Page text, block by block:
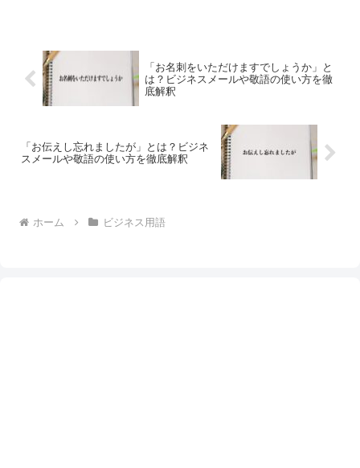
「お名刺をいただけますでしょうか」と
は？ビジネスメールや敬語の使い方を徹
底解釈
「お伝えし忘れましたが」とは？ビジネ
スメールや敬語の使い方を徹底解釈
ホーム ビジネス用語